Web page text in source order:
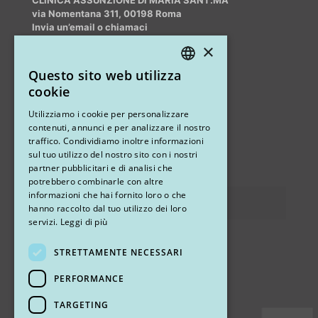
via Nomentana 311, 00198 Roma
Invia un’email o chiamaci
Altri studi
STUDIO MARIANETTI MED
via Sandro Pertini 26, 67051 Avezzano (AQ)
Ci trovi
×
Questo sito web utilizza
cookie
Utilizziamo i cookie per personalizzare
contenuti, annunci e per analizzare il nostro
traffico. Condividiamo inoltre informazioni
sul tuo utilizzo del nostro sito con i nostri
partner pubblicitari e di analisi che
potrebbero combinarle con altre
informazioni che hai fornito loro o che
hanno raccolto dal tuo utilizzo dei loro
servizi. Leggi di più
STRETTAMENTE NECESSARI
PERFORMANCE
TARGETING